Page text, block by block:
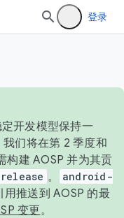
登录
开发模型保持一
们将在第 2 季度和
构建 AOSP 并为其贡
。
android-
推送到 AOSP 的最
变更。